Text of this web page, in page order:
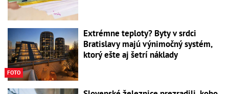
FOTO
Extrémne teploty? Byty v srdci
Bratislavy majú výnimočný systém,
ktorý ešte aj šetrí náklady